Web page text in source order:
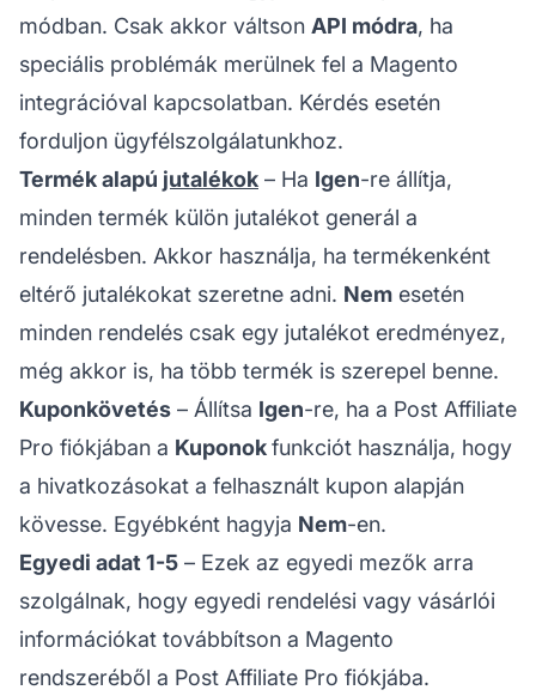
módban. Csak akkor váltson API módra, ha
speciális problémák merülnek fel a Magento
integrációval kapcsolatban. Kérdés esetén
forduljon ügyfélszolgálatunkhoz.
Termék alapú jutalékok – Ha Igen-re állítja,
minden termék külön jutalékot generál a
rendelésben. Akkor használja, ha termékenként
eltérő jutalékokat szeretne adni. Nem esetén
minden rendelés csak egy jutalékot eredményez,
még akkor is, ha több termék is szerepel benne.
Kuponkövetés – Állítsa Igen-re, ha a Post Affiliate
Pro fiókjában a Kuponokfunkciót használja, hogy
a hivatkozásokat a felhasznált kupon alapján
kövesse. Egyébként hagyja Nem-en.
Egyedi adat 1-5 – Ezek az egyedi mezők arra
szolgálnak, hogy egyedi rendelési vagy vásárlói
információkat továbbítson a Magento
rendszeréből a Post Affiliate Pro fiókjába.